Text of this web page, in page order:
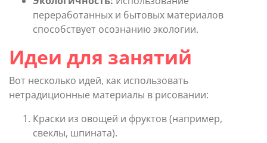
переработанных и бытовых материалов
способствует осознанию экологии.
Идеи для занятий
Вот несколько идей, как использовать
нетрадиционные материалы в рисовании:
Краски из овощей и фруктов (например,
свеклы, шпината).